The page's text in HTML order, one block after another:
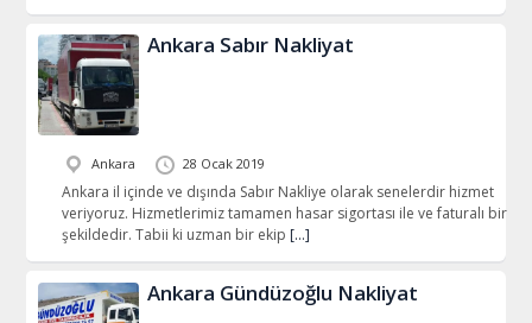
Ankara Sabır Nakliyat
Ankara 28 Ocak 2019
Ankara il içinde ve dışında Sabır Nakliye olarak senelerdir hizmet
veriyoruz. Hizmetlerimiz tamamen hasar sigortası ile ve faturalı bir
şekildedir. Tabii ki uzman bir ekip […]
Ankara Gündüzoğlu Nakliyat